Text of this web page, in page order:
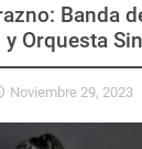
Banda
y Orquesta
Noviembre 29, 2023